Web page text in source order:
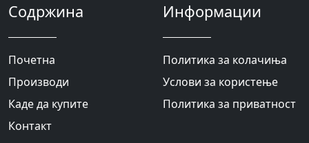
Содржина
Почетна
Производи
Каде да купите
Контакт
Информации
Политика за колачиња
Услови за користење
Политика за приватност